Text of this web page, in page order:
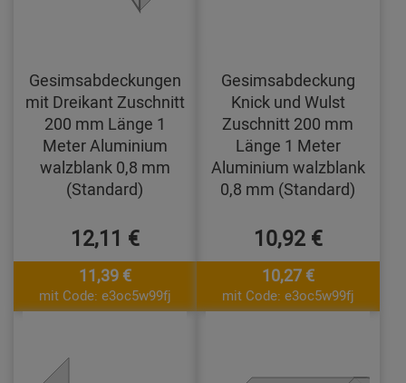
Gesimsabdeckungen
mit Dreikant Zuschnitt
200 mm Länge 1
Meter Aluminium
walzblank 0,8 mm
(Standard)
12,11 €
11,39 €
mit Code: e3oc5w99fj
Gesimsabdeckung
Knick und Wulst
Zuschnitt 200 mm
Länge 1 Meter
Aluminium walzblank
0,8 mm (Standard)
10,92 €
10,27 €
mit Code: e3oc5w99fj